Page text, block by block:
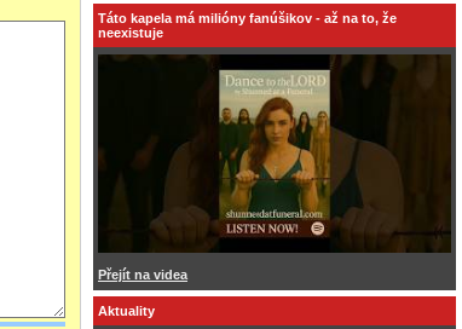
Táto kapela má milióny fanúšikov - až na to, že
neexistuje
Přejít na videa
Aktuality